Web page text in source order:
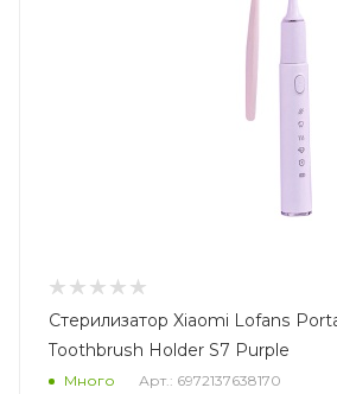
Стерилизатор Xiaomi Lofans
Toothbrush Holder S7 Purple
Много Арт.: 6972137638170